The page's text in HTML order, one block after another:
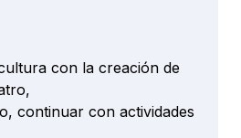
con la creación de
continuar con actividades